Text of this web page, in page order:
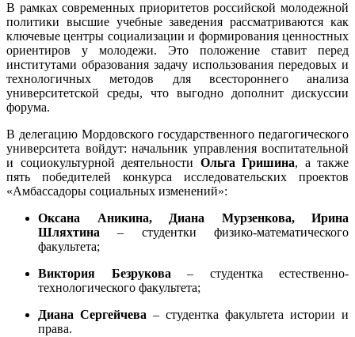
В рамках современных приоритетов российской молодежной
политики высшие учебные заведения рассматриваются как
ключевые центры социализации и формирования ценностных
ориентиров у молодежи. Это положение ставит перед
институтами образования задачу использования передовых и
технологичных методов для всестороннего анализа
университетской среды, что выгодно дополнит дискуссии
форума.
В делегацию Мордовского государственного педагогического
университета войдут: начальник управления воспитательной
и социокультурной деятельности Ольга Гришина, а также
пять победителей конкурса исследовательских проектов
«Амбассадоры социальных изменений»:
Оксана Аникина, Диана Мурзенкова, Ирина
Шляхтина – студентки физико-математического
факультета;
Виктория Безрукова – студентка естественно-
технологического факультета;
Диана Сергейчева – студентка факультета истории и
права.